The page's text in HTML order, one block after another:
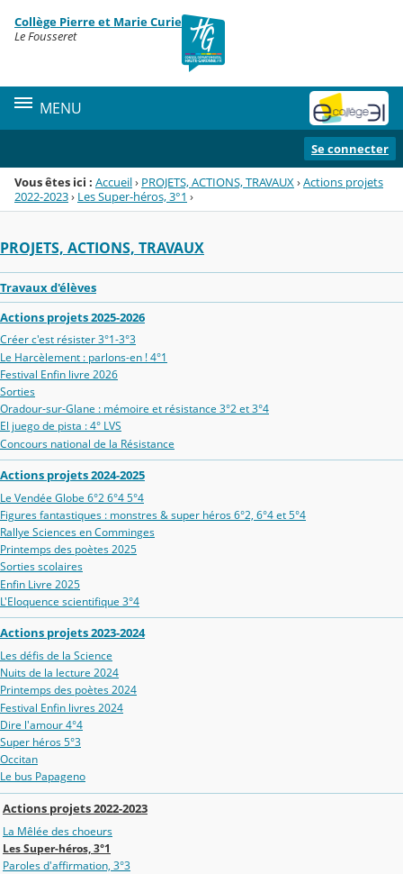
Menu de la rubrique
Contenu
Collège Pierre et Marie Curie
Le Fousseret
MENU
Se connecter
Vous êtes ici : Accueil› PROJETS, ACTIONS, TRAVAUX ›Actions projets
2022-2023› Les Super-héros, 3°1 ›
PROJETS, ACTIONS, TRAVAUX
Travaux d'élèves
Actions projets 2025-2026
Créer c'est résister 3°1-3°3
Le Harcèlement : parlons-en ! 4°1
Festival Enfin livre 2026
Sorties
Oradour‑sur‑Glane : mémoire et résistance 3°2 et 3°4
El juego de pista : 4° LVS
Concours national de la Résistance
Actions projets 2024-2025
Le Vendée Globe 6°2 6°4 5°4
Figures fantastiques : monstres & super héros 6°2, 6°4 et 5°4
Rallye Sciences en Comminges
Printemps des poètes 2025
Sorties scolaires
Enfin Livre 2025
L'Eloquence scientifique 3°4
Actions projets 2023-2024
Les défis de la Science
Nuits de la lecture 2024
Printemps des poètes 2024
Festival Enfin livres 2024
Dire l'amour 4°4
Super héros 5°3
Occitan
Le bus Papageno
Actions projets 2022-2023
La Mêlée des choeurs
Les Super-héros, 3°1
Paroles d'affirmation, 3°3